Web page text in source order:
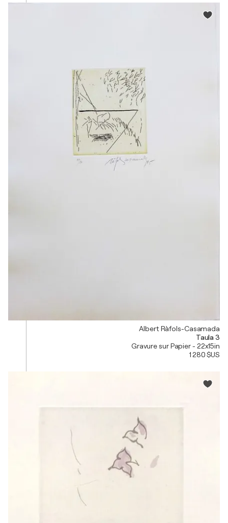
Albert Ràfols-Casamada
Taula 3
Gravure sur Papier - 22x15in
1 280 $US